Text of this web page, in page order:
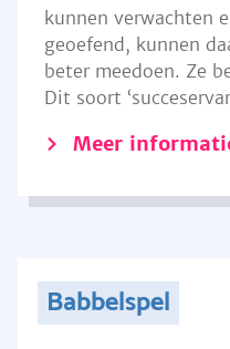
kunnen verwachten
geoefend, kunnen
beter meedoen. Ze
Dit soort
Meer
Babbelspel